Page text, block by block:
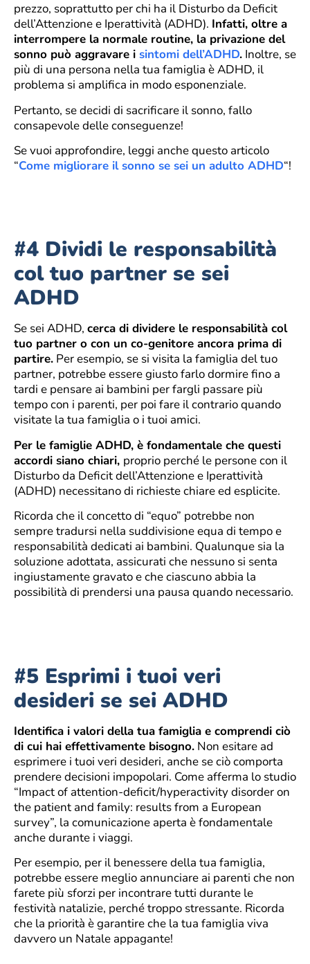
prezzo, soprattutto per chi ha il Disturbo da Deficit
dell’Attenzione e Iperattività (ADHD). Infatti, oltre a
interrompere la normale routine, la privazione del
sonno può aggravare i sintomi dell’ADHD. Inoltre, se
più di una persona nella tua famiglia è ADHD, il
problema si amplifica in modo esponenziale.
Pertanto, se decidi di sacrificare il sonno, fallo
consapevole delle conseguenze!
Se vuoi approfondire, leggi anche questo articolo
“Come migliorare il sonno se sei un adulto ADHD“!
#4 Dividi le responsabilità
col tuo partner se sei
ADHD
Se sei ADHD, cerca di dividere le responsabilità col
tuo partner o con un co-genitore ancora prima di
partire. Per esempio, se si visita la famiglia del tuo
partner, potrebbe essere giusto farlo dormire fino a
tardi e pensare ai bambini per fargli passare più
tempo con i parenti, per poi fare il contrario quando
visitate la tua famiglia o i tuoi amici.
Per le famiglie ADHD, è fondamentale che questi
accordi siano chiari, proprio perché le persone con il
Disturbo da Deficit dell’Attenzione e Iperattività
(ADHD) necessitano di richieste chiare ed esplicite.
Ricorda che il concetto di “equo” potrebbe non
sempre tradursi nella suddivisione equa di tempo e
responsabilità dedicati ai bambini. Qualunque sia la
soluzione adottata, assicurati che nessuno si senta
ingiustamente gravato e che ciascuno abbia la
possibilità di prendersi una pausa quando necessario.
#5 Esprimi i tuoi veri
desideri se sei ADHD
Identifica i valori della tua famiglia e comprendi ciò
di cui hai effettivamente bisogno. Non esitare ad
esprimere i tuoi veri desideri, anche se ciò comporta
prendere decisioni impopolari. Come afferma lo studio
“Impact of attention-deficit/hyperactivity disorder on
the patient and family: results from a European
survey”, la comunicazione aperta è fondamentale
anche durante i viaggi.
Per esempio, per il benessere della tua famiglia,
potrebbe essere meglio annunciare ai parenti che non
farete più sforzi per incontrare tutti durante le
festività natalizie, perché troppo stressante. Ricorda
che la priorità è garantire che la tua famiglia viva
davvero un Natale appagante!